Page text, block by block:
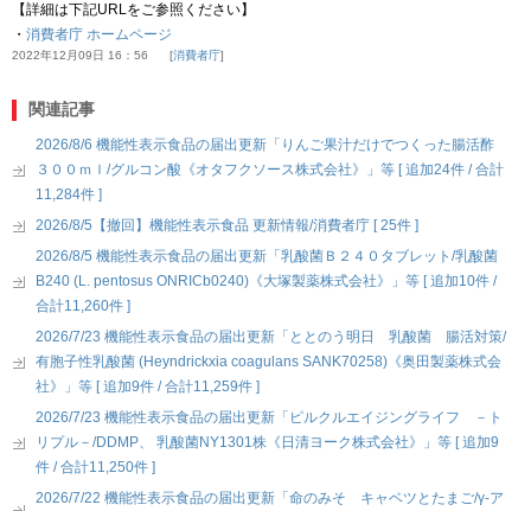
【詳細は下記URLをご参照ください】
・ 消費者庁 ホームページ
2022年12月09日 16：56 消費者庁
関連記事
2026/8/6 機能性表示食品の届出更新「りんご果汁だけでつくった腸活酢
３００ｍｌ/グルコン酸《オタフクソース株式会社》」等 [ 追加24件 / 合計
11,284件 ]
2026/8/5【撤回】機能性表示食品 更新情報/消費者庁 [ 25件 ]
2026/8/5 機能性表示食品の届出更新「乳酸菌Ｂ２４０タブレット/乳酸菌
B240 (L. pentosus ONRICb0240)《大塚製薬株式会社》」等 [ 追加10件 /
合計11,260件 ]
2026/7/23 機能性表示食品の届出更新「ととのう明日 乳酸菌 腸活対策/
有胞子性乳酸菌 (Heyndrickxia coagulans SANK70258)《奥田製薬株式会
社》」等 [ 追加9件 / 合計11,259件 ]
2026/7/23 機能性表示食品の届出更新「ピルクルエイジングライフ －ト
リプル－/DDMP、 乳酸菌NY1301株《日清ヨーク株式会社》」等 [ 追加9
件 / 合計11,250件 ]
2026/7/22 機能性表示食品の届出更新「命のみそ キャベツとたまご/γ-ア